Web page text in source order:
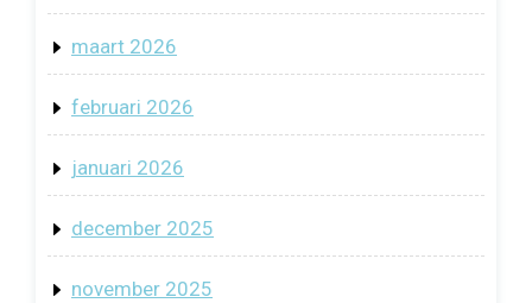
maart 2026
februari 2026
januari 2026
december 2025
november 2025